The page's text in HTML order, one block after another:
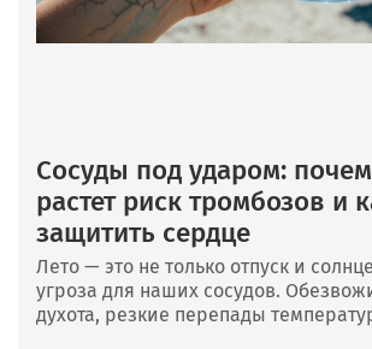
Сосуды под ударом:
растет риск тромбозов и
защитить сердце
Лето — это не только отпуск и
угроза для наших сосудов.
духота, резкие перепады